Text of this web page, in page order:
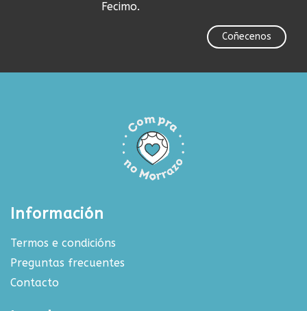
Fecimo.
Coñecenos
Información
Termos e condicións
Preguntas frecuentes
Contacto